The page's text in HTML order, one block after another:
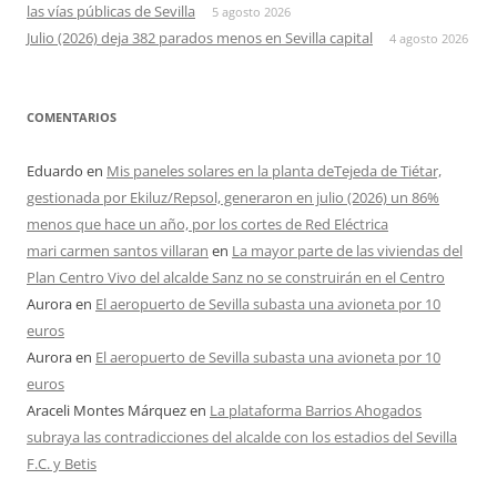
las vías públicas de Sevilla
5 agosto 2026
Julio (2026) deja 382 parados menos en Sevilla capital 4 agosto 2026
COMENTARIOS
Eduardo en Mis paneles solares en la planta deTejeda de Tiétar,
gestionada por Ekiluz/Repsol, generaron en julio (2026) un 86%
menos que hace un año, por los cortes de Red Eléctrica
mari carmen santos villaran en La mayor parte de las viviendas del
Plan Centro Vivo del alcalde Sanz no se construirán en el Centro
Auroraen El aeropuerto de Sevilla subasta una avioneta por 10
euros
Auroraen El aeropuerto de Sevilla subasta una avioneta por 10
euros
Araceli Montes Márquezen La plataforma Barrios Ahogados
subraya las contradicciones del alcalde con los estadios del Sevilla
F.C. y Betis